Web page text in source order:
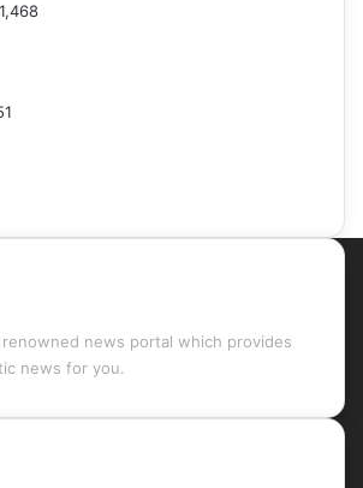
1,468
renowned news portal which provides
news for you.